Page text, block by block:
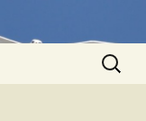
Caută
după: